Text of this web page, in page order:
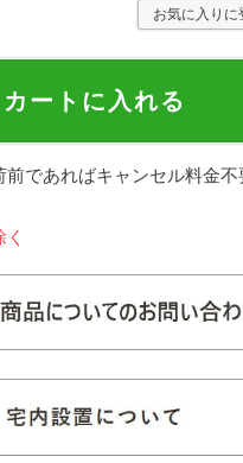
お気に入りに
カートに入れる
前であればキャンセル料金不